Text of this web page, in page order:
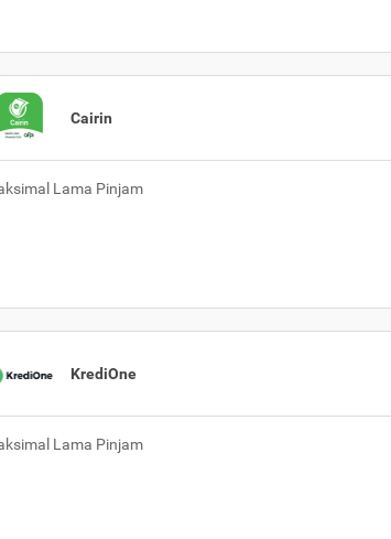
Cairin
Lama Pinjam
KrediOne
Lama Pinjam